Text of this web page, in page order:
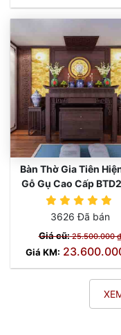
Bàn Thờ Gia Tiên
Gỗ Gụ Cao Cấp
3626 Đã bán
Giá cũ:25.500.000 ₫
Giá KM: